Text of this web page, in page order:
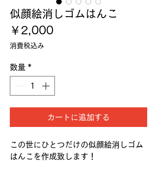
似顔絵消しゴムはんこ
￥2,000価
消費税込み
数量 *
カートに追加する
この世にひとつだけの似顔絵消しゴム
はんこを作成致します！